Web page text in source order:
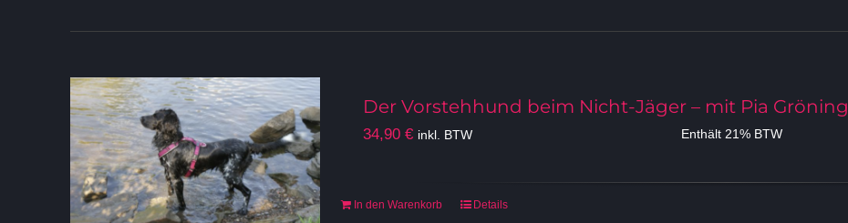
Der Vorstehhund beim Nicht-Jäger – mit Pia Gröning
34,90 € inkl. BTW Enthält 21% BTW
In den Warenkorb Details